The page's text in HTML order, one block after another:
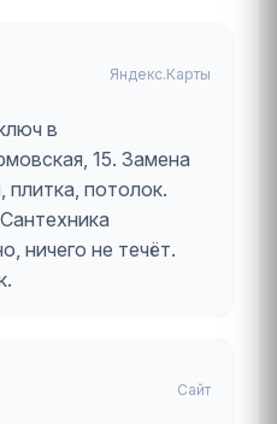
Яндекс.Карты
в
15. Замена
плитка, потолок.
ничего не течёт.
Сайт